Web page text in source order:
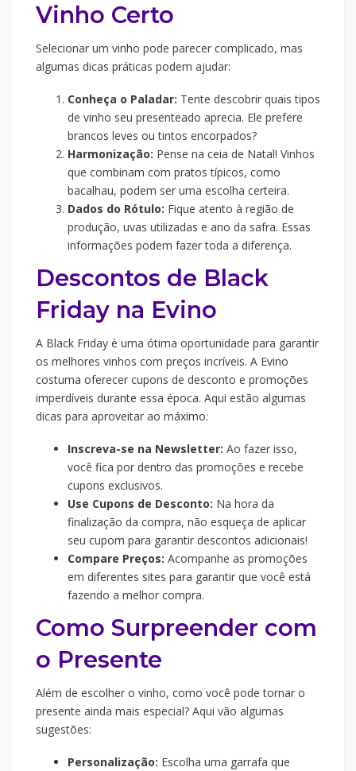
Vinho Certo
Selecionar um vinho pode parecer complicado, mas
algumas dicas práticas podem ajudar:
Conheça o Paladar: Tente descobrir quais tipos
de vinho seu presenteado aprecia. Ele prefere
brancos leves ou tintos encorpados?
Harmonização: Pense na ceia de Natal! Vinhos
que combinam com pratos típicos, como
bacalhau, podem ser uma escolha certeira.
Dados do Rótulo: Fique atento à região de
produção, uvas utilizadas e ano da safra. Essas
informações podem fazer toda a diferença.
Descontos de Black
Friday na Evino
A Black Friday é uma ótima oportunidade para garantir
os melhores vinhos com preços incríveis. A Evino
costuma oferecer cupons de desconto e promoções
imperdíveis durante essa época. Aqui estão algumas
dicas para aproveitar ao máximo:
Inscreva-se na Newsletter: Ao fazer isso,
você fica por dentro das promoções e recebe
cupons exclusivos.
Use Cupons de Desconto: Na hora da
finalização da compra, não esqueça de aplicar
seu cupom para garantir descontos adicionais!
Compare Preços: Acompanhe as promoções
em diferentes sites para garantir que você está
fazendo a melhor compra.
Como Surpreender com
o Presente
Além de escolher o vinho, como você pode tornar o
presente ainda mais especial? Aqui vão algumas
sugestões:
Personalização: Escolha uma garrafa que